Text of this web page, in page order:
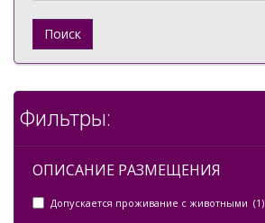
Поиск
Фильтры:
ОПИСАНИЕ РАЗМЕЩЕНИЯ
Допускается проживание с животными (1)